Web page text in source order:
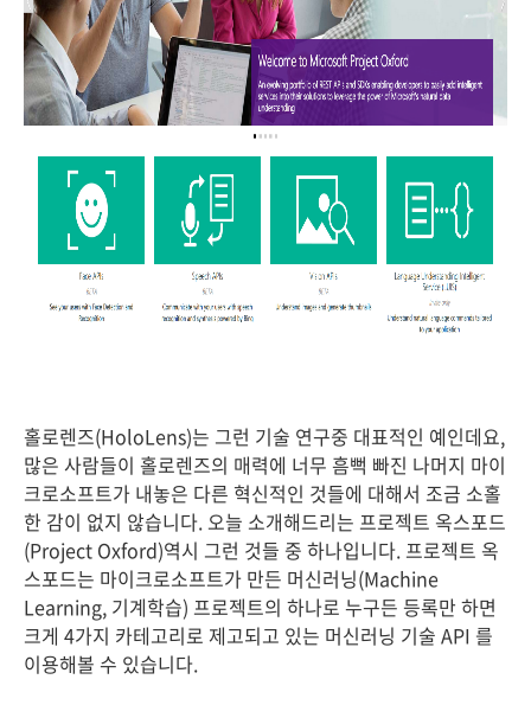
홀로렌즈(HoloLens)는 그런 기술 연구중 대표적인 예인데요,
많은 사람들이 홀로렌즈의 매력에 너무 흠뻑 빠진 나머지 마이
크로소프트가 내놓은 다른 혁신적인 것들에 대해서 조금 소홀
한 감이 없지 않습니다. 오늘 소개해드리는 프로젝트 옥스포드
(Project Oxford)역시 그런 것들 중 하나입니다. 프로젝트 옥
스포드는 마이크로소프트가 만든 머신러닝(Machine
Learning, 기계학습) 프로젝트의 하나로 누구든 등록만 하면
크게 4가지 카테고리로 제고되고 있는 머신러닝 기술 API 를
이용해볼 수 있습니다.